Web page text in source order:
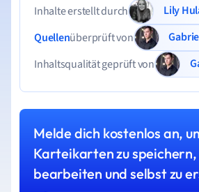
Inhalte erstellt durch
Lily
Quellenüberprüft von
Inhaltsqualität geprüft von
Melde dich kostenlos an,
Karteikarten zu speichern,
bearbeiten und selbst zu